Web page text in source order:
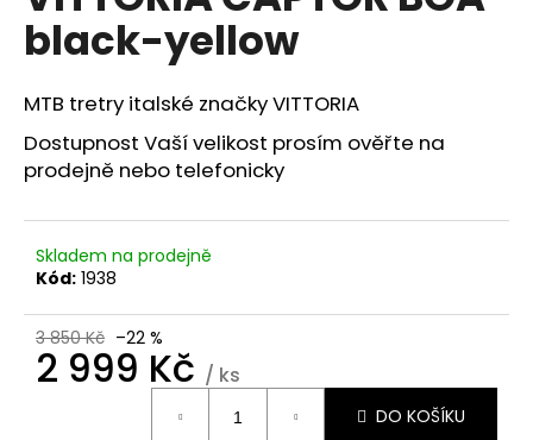
0,0
hvězdiček.
black-yellow
MTB tretry italské značky VITTORIA
Dostupnost Vaší velikost prosím ověřte na
prodejně nebo telefonicky
Skladem na prodejně
Kód: 1938
3 850 Kč –22 %
2 999 Kč / ks
DO KOŠÍKU
a
j
í
t
?
D